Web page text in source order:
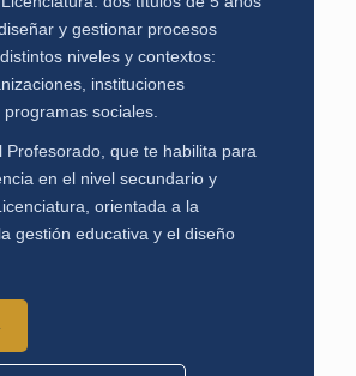
y gestionar procesos
niveles y contextos:
instituciones
sociales.
Profesorado, que te habilita para
en el nivel secundario y
orientada a la
gestión educativa y el diseño